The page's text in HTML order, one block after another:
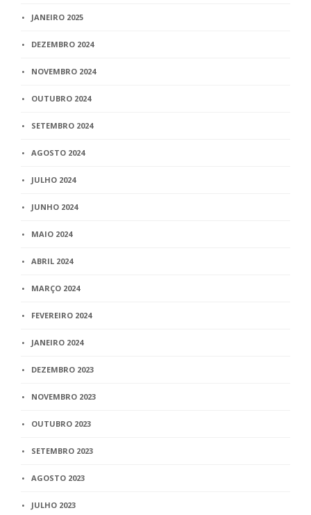
JANEIRO 2025
DEZEMBRO 2024
NOVEMBRO 2024
OUTUBRO 2024
SETEMBRO 2024
AGOSTO 2024
JULHO 2024
JUNHO 2024
MAIO 2024
ABRIL 2024
MARÇO 2024
FEVEREIRO 2024
JANEIRO 2024
DEZEMBRO 2023
NOVEMBRO 2023
OUTUBRO 2023
SETEMBRO 2023
AGOSTO 2023
JULHO 2023